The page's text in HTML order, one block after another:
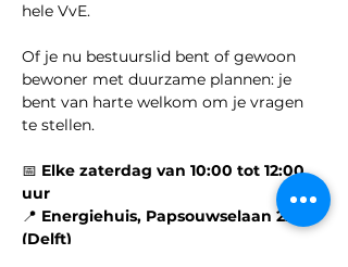
hele VvE.
Of je nu bestuurslid bent of gewoon
bewoner met duurzame plannen: je
bent van harte welkom om je vragen
te stellen.
📅 Elke zaterdag van 10:00 tot 12:00
uur
📍 Energiehuis, Papsouwselaan 224
(Delft)